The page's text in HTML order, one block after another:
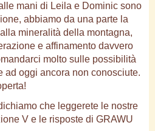
mani di Leila e Dominic sono
abbiamo da una parte la
mineralità della montagna,
e affinamento davvero
molto sulle possibilità
ad oggi ancora non conosciute.
che leggerete le nostre
V e le risposte di GRAWU